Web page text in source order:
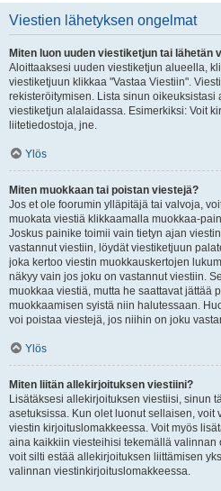
Viestien lähetyksen ongelmat
Miten luon uuden viestiketjun tai lähetän
Aloittaaksesi uuden viestiketjun alueella,
viestiketjuun klikkaa "Vastaa Viestiin".
rekisteröitymisen. Lista sinun
viestiketjun alalaidassa. Esimerkiksi: Voit
liitetiedostoja, jne.
Ylös
Miten muokkaan tai poistan viestejä?
Jos et ole foorumin ylläpitäjä tai valvoja,
muokata viestiä klikkaamalla muokkaa-
Joskus painike toimii vain tietyn ajan
vastannut viestiin, löydät viestiketjuun
joka kertoo viestin muokkauskertojen
näkyy vain jos joku on vastannut viestiin.
muokkaa viestiä, mutta he saattavat jättää
muokkaamisen syistä niin halutessaan.
voi poistaa viestejä, jos niihin on joku
Ylös
Miten liitän allekirjoituksen viestiini?
Lisätäksesi allekirjoituksen viestiisi, sinun
asetuksissa. Kun olet luonut sellaisen, voit
viestin kirjoituslomakkeessa. Voit myös
aina kaikkiin viesteihisi tekemällä valinnan
voit silti estää allekirjoituksen liittämisen
valinnan viestinkirjoituslomakkeessa.